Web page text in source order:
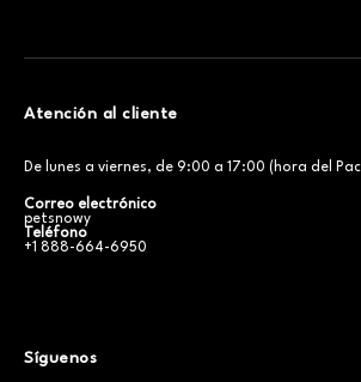
Atención al cliente
De lunes a viernes, de 9:00 a 17:00 (hora del
Correo electrónico
petsnowy
Teléfono
+1 888-664-6950
Síguenos